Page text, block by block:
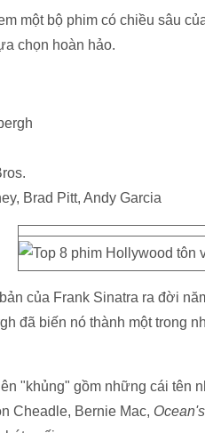
một bộ phim có chiều sâu
chọn hoàn hảo.
Brad Pitt, Andy Garcia
của Frank Sinatra ra đời
đã biến nó thành một trong
"khủng" gồm những cái tên
Cheadle, Bernie Mac,